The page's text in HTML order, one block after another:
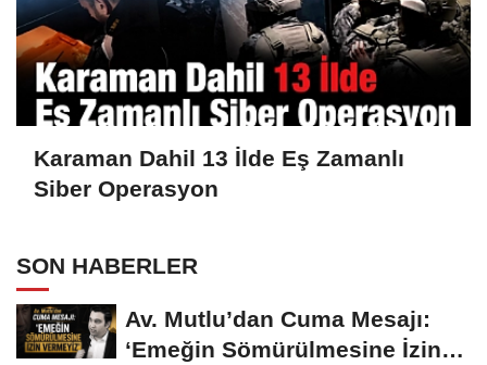
Karaman Dahil 13 İlde Eş Zamanlı
Siber Operasyon
SON HABERLER
Av. Mutlu’dan Cuma Mesajı:
‘Emeğin Sömürülmesine İzin